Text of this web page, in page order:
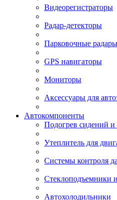
Видеорегистраторы
Радар-детекторы
Парковочные
GPS навигаторы
Мониторы
Аксессуары для
Автокомпоненты
Подогрев сидений и
Утеплитель для
Системы контроля
Стеклоподъемники
Автохолодильники